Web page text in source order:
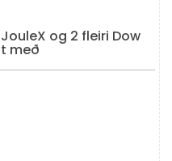
og 2 fleiri Dow
með